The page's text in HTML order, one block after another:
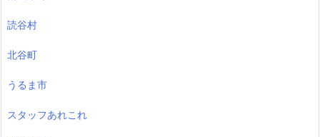
読谷村
北谷町
うるま市
スタッフあれこれ